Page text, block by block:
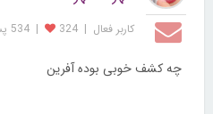
کاربر فعال |
324
| 534 پست
چه کشف خوبی بوده آفرین